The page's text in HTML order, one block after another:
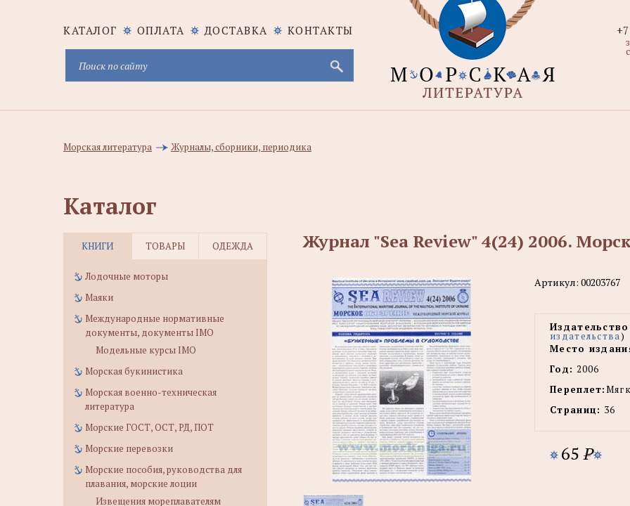
КАТАЛОГ ОПЛАТА ДОСТАВКА КОНТАКТЫ
Морская литература Журналы, сборники, периодика
Каталог
КНИГИ ТОВАРЫ ОДЕЖДА
Лодочные моторы
Маяки
Международные нормативные
документы, документы IMO
Модельные курсы IMO
Морская букинистика
Морская военно-техническая
литература
Морские ГОСТ, ОСТ, РД, ПОТ
Морские перевозки
Морские пособия, руководства для
плавания, морские лоции
Извещения мореплавателям
Журнал "Sea Review" 4(24) 2006.
Артикул: 00203767
издательства)
Место
Год: 2006
Переплет:
Страниц: 36
65 P